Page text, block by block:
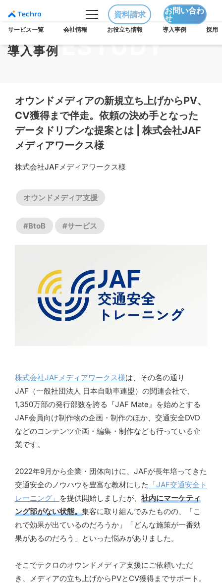
サービス一覧
LLMO/AIO対策支援プラン
リード獲得支援プラン
HubSpot導入／活用設計プラン
BtoBマーケ eラーニング
会社情報 お役立ち情報 導入事例 採用
会社情報
セミナー
導入事例
採用
English Site
無料で資料請求
お問い合わせ
資料請求
お問い合わ
せ
CASESTUDY
導入事例
オウンドメディアの新規立ち上げからPV、
CV獲得まで伴走。依頼の決め手となった
データドリブンな提案とは | 株式会社JAF
メディアワークス様
株式会社JAFメディアワークス様
オウンドメディア支援
#BtoB #サービス
株式会社JAFメディアワークス様は、 その名の通り
JAF（一般社団法人 日本自動車連盟）の関連会社で、
1,350万部の発行部数を誇る『JAF Mate』を始めとする
JAF会員向け制作物の企画・制作のほか、交通安全DVD
などのコンテンツ企画・編集・制作なども行っている企
業です。
2022年9月から企業・団体向けに、JAFが長年培ってきた
交通安全のノウハウを豊富な教材にした 「JAF交通安全ト
レーニング」 を提供開始しましたが、 社内にマーケティ
ング部がない状態。集客に取り組んでみたものの、「こ
れで効果が出ているのだろうか」「どんな施策が一番効
果があるのだろう」といった悩みがありました。
そこでテクロのオウンドメディア支援にご依頼いただ
き、メディアの立ち上げからPVとCV獲得までサポート。